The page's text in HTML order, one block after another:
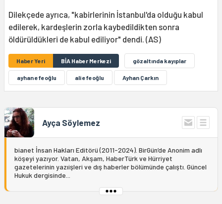
Dilekçede ayrıca, "kabirlerinin İstanbul'da olduğu kabul
edilerek, kardeşlerin zorla kaybedildikten sonra
öldürüldükleri de kabul ediliyor" dendi. (AS)
Haber Yeri BİA Haber Merkezi gözaltında kayıplar
ayhan efeoğlu ali efeoğlu Ayhan Çarkın
Ayça Söylemez
bianet İnsan Hakları Editörü (2011-2024). BirGün’de Anonim adlı
köşeyi yazıyor. Vatan, Akşam, HaberTürk ve Hürriyet
gazetelerinin yazıişleri ve dış haberler bölümünde çalıştı. Güncel
Hukuk dergisinde...